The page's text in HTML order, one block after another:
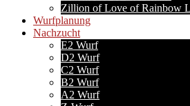
Zillion of Love of Rainbow
Wurfplanung
Nachzucht
E2 Wurf
D2 Wurf
C2 Wurf
B2 Wurf
A2 Wurf